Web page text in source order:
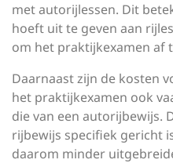
met autorijlessen. Dit
hoeft uit te geven aan
om het praktijkexamen af
Daarnaast zijn de kosten
het praktijkexamen ook
die van een autorijbewijs.
rijbewijs specifiek gericht
daarom minder